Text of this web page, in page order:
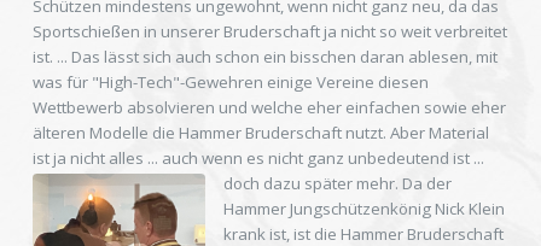
Schützen mindestens ungewohnt, wenn nicht ganz neu, da das
Sportschießen in unserer Bruderschaft ja nicht so weit verbreitet
ist. ... Das lässt sich auch schon ein bisschen daran ablesen, mit
was für "High-Tech"-Gewehren einige Vereine diesen
Wettbewerb absolvieren und welche eher einfachen sowie eher
älteren Modelle die Hammer Bruderschaft nutzt. Aber Material
ist ja nicht alles ... auch wenn es nicht ganz unbedeutend ist ...
doch dazu später mehr. Da der
Hammer Jungschützenkönig Nick Klein
krank ist, ist die Hammer Bruderschaft